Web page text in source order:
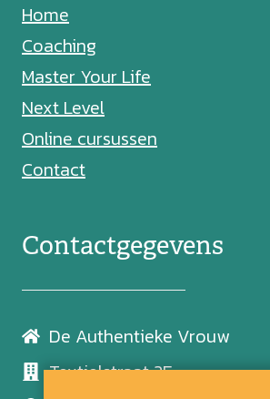
Home
Coaching
Master Your Life
Next Level
Online cursussen
Contact
Contactgegevens
De Authentieke Vrouw
Textielstraat 2E